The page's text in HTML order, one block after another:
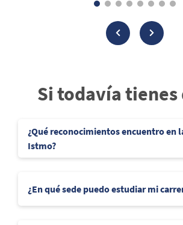
Si todavía tienes
¿Qué reconocimientos encuentro en
Istmo?
¿En qué sede puedo estudiar mi